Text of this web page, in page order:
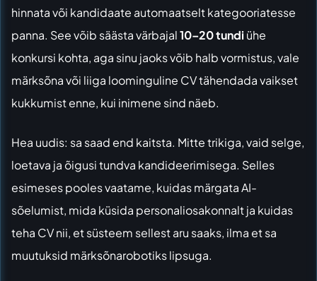
hinnata või kandidaate automaatselt kategooriatesse
panna. See võib säästa värbajal10–20 tundi ühe
konkursi kohta, aga sinu jaoks võib halb vormistus, vale
märksõna või liiga loominguline CV tähendada vaikset
kukkumist enne, kui inimene sind näeb.
Hea uudis: sa saad end kaitsta. Mitte trikiga, vaid selge,
loetava ja õigusi tundva kandideerimisega. Selles
esimeses pooles vaatame, kuidas märgata AI-
sõelumist, mida küsida personaliosakonnalt ja kuidas
teha CV nii, et süsteem sellest aru saaks, ilma et sa
muutuksid märksõnarobotiks lipsuga.